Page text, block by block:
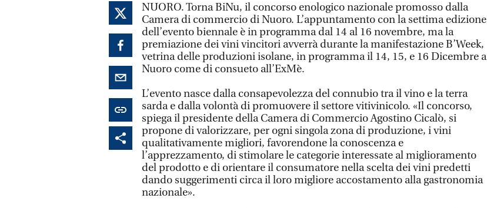
NUORO. Torna BiNu, il concorso enologico nazionale promosso dalla
Camera di commercio di Nuoro. L’appuntamento con la settima edizione
dell’evento biennale è in programma dal 14 al 16 novembre, ma la
premiazione dei vini vincitori avverrà durante la manifestazione B’Week,
vetrina delle produzioni isolane, in programma il 14, 15, e 16 Dicembre a
Nuoro come di consueto all’ExMè.
L’evento nasce dalla consapevolezza del connubio tra il vino e la terra
sarda e dalla volontà di promuovere il settore vitivinicolo. «Il concorso,
spiega il presidente della Camera di Commercio Agostino Cicalò, si
propone di valorizzare, per ogni singola zona di produzione, i vini
qualitativamente migliori, favorendone la conoscenza e
l’apprezzamento, di stimolare le categorie interessate al miglioramento
del prodotto e di orientare il consumatore nella scelta dei vini predetti
dando suggerimenti circa il loro migliore accostamento alla gastronomia
nazionale».